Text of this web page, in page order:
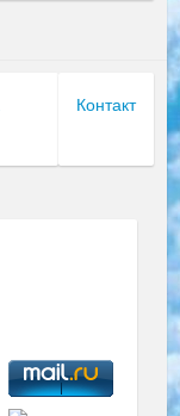
Контакт